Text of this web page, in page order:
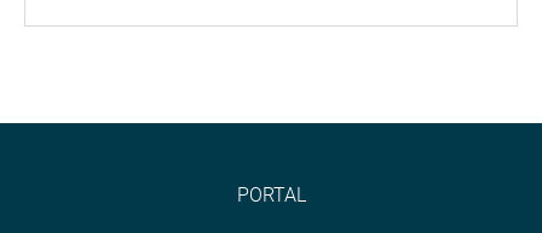
PORTAL